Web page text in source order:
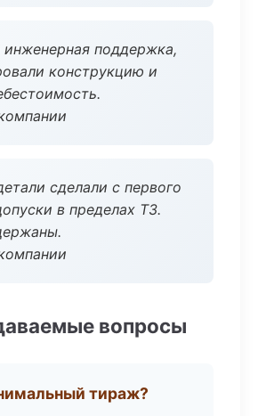
инженерная поддержка,
конструкцию и
сделали с первого
в пределах ТЗ.
вопросы
тираж?